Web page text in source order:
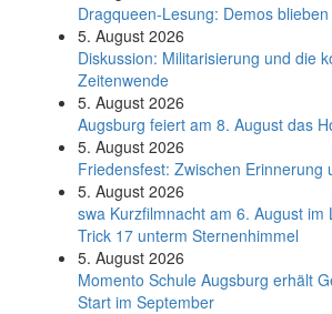
Dragqueen-Lesung: Demos
5. August 2026
Diskussion: Mi­li­ta­ri­sie­rung und die
Zeitenwende
5. August 2026
Augsburg feiert am 8. August das
5. August 2026
Friedensfest: Zwischen Erinnerung
5. August 2026
swa Kurz­film­nacht am 6. August im
Trick 17 unterm Sternen­himmel
5. August 2026
Momento Schule Augsburg erhält
Start im September